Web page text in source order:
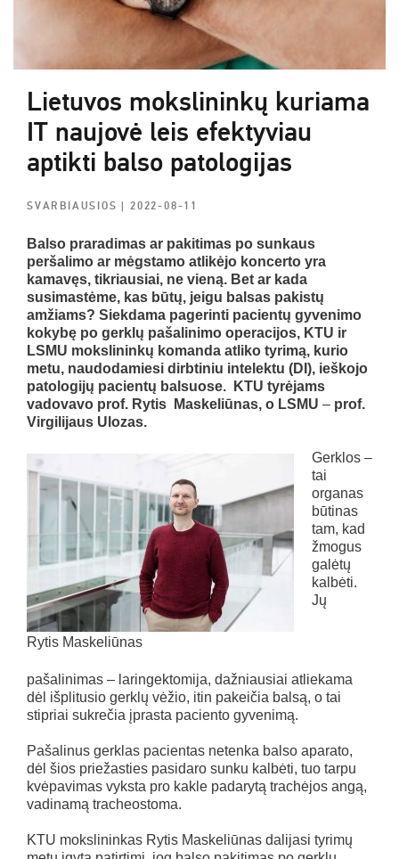
Lietuvos mokslininkų kuriama
IT naujovė leis efektyviau
aptikti balso patologijas
SVARBIAUSIOS| 2022-08-11
Balso praradimas ar pakitimas po sunkaus
peršalimo ar mėgstamo atlikėjo koncerto yra
kamavęs, tikriausiai, ne vieną. Bet ar kada
susimastėme, kas būtų, jeigu balsas pakistų
amžiams? Siekdama pagerinti pacientų gyvenimo
kokybę po gerklų pašalinimo operacijos, KTU ir
LSMU mokslininkų komanda atliko tyrimą, kurio
metu, naudodamiesi dirbtiniu intelektu (DI), ieškojo
patologijų pacientų balsuose. KTU tyrėjams
vadovavo prof. Rytis Maskeliūnas, o LSMU – prof.
Virgilijaus Ulozas.
Rytis Maskeliūnas
Gerklos –
tai
organas
būtinas
tam, kad
žmogus
galėtų
kalbėti.
Jų
pašalinimas – laringektomija, dažniausiai atliekama
dėl išplitusio gerklų vėžio, itin pakeičia balsą, o tai
stipriai sukrečia įprasta paciento gyvenimą.
Pašalinus gerklas pacientas netenka balso aparato,
dėl šios priežasties pasidaro sunku kalbėti, tuo tarpu
kvėpavimas vyksta pro kakle padarytą trachėjos angą,
vadinamą tracheostoma.
KTU mokslininkas Rytis Maskeliūnas dalijasi tyrimų